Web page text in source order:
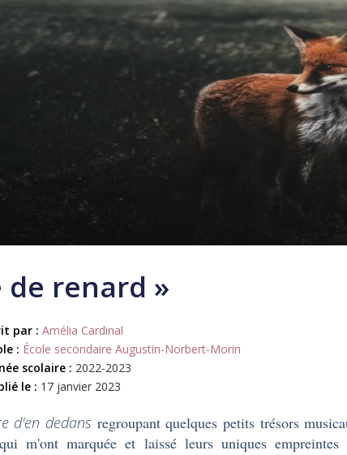
de renard »
par : Amélia Cardinal
: École secondaire Augustin-Norbert-Morin
scolaire : 2022-2023
le : 17 janvier 2023
d'en dedans regroupant quelques petits trésors
m'ont marquée et laissé leurs uniques